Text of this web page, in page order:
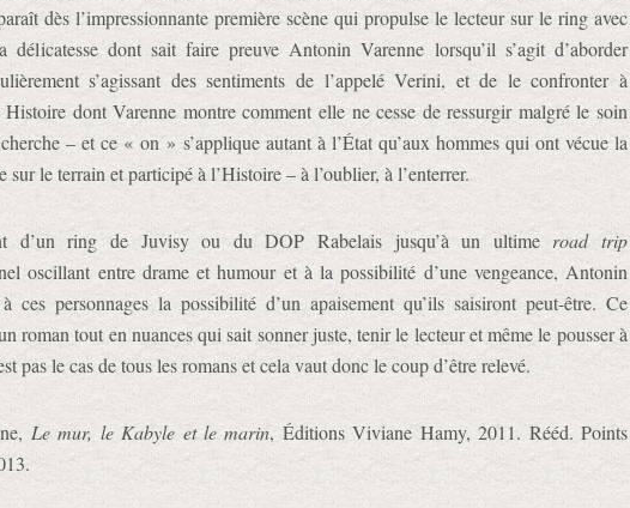
dès l’impressionnante première scène qui propulse le lecteur sur le ring avec
délicatesse dont sait faire preuve Antonin Varenne lorsqu’il s’agit d’aborder
s’agissant des sentiments de l’appelé Verini, et de le confronter à
dont Varenne montre comment elle ne cesse de ressurgir malgré le soin
– et ce « on » s’applique autant à l’État qu’aux hommes qui ont vécue la
sur le terrain et participé à l’Histoire – à l’oublier, à l’enterrer.
d’un ring de Juvisy ou du DOP Rabelais jusqu’à un ultime road trip
oscillant entre drame et humour et à la possibilité d’une vengeance, Antonin
ces personnages la possibilité d’un apaisement qu’ils saisiront peut-être. Ce
roman tout en nuances qui sait sonner juste, tenir le lecteur et même le pousser à
pas le cas de tous les romans et cela vaut donc le coup d’être relevé.
Le mur, le Kabyle et le marin, Éditions Viviane Hamy, 2011. Rééd. Points